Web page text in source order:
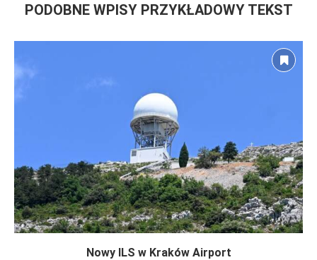
PODOBNE WPISY PRZYKŁADOWY TEKST
Nowy ILS w Kraków Airport